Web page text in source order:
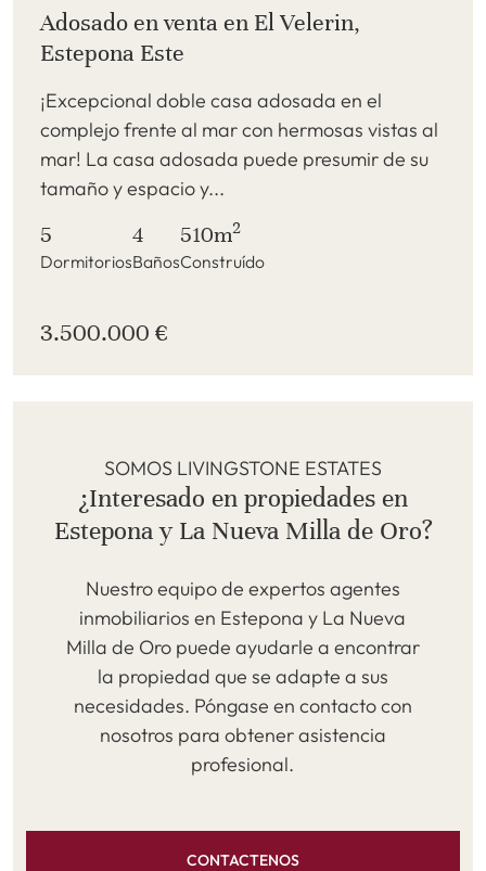
Adosado en venta en El Velerin,
Estepona Este
¡Excepcional doble casa adosada en el
complejo frente al mar con hermosas vistas al
mar! La casa adosada puede presumir de su
tamaño y espacio y...
5
Dormitorios
4
Baños
510m2
Construído
3.500.000 €
SOMOS LIVINGSTONE ESTATES
¿Interesado en propiedades en
Estepona y La Nueva Milla de Oro?
Nuestro equipo de expertos agentes
inmobiliarios en Estepona y La Nueva
Milla de Oro puede ayudarle a encontrar
la propiedad que se adapte a sus
necesidades. Póngase en contacto con
nosotros para obtener asistencia
profesional.
CONTACTENOS